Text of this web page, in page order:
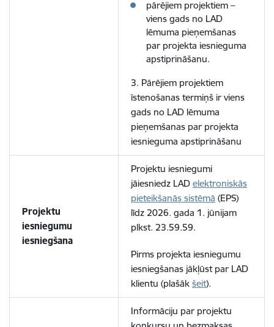
pārējiem projektiem –
viens gads no LAD
lēmuma pieņemšanas
par projekta iesnieguma
apstiprināšanu.
3. Pārējiem projektiem
īstenošanas termiņš ir viens
gads no LAD lēmuma
pieņemšanas par projekta
iesnieguma apstiprināšanu
Projektu
iesniegumu
iesniegšana
Projektu iesniegumi
jāiesniedz LAD elektroniskās
pieteikšanās sistēmā (EPS)
līdz 2026. gada 1. jūnijam
plkst. 23.59.59.
Pirms projekta iesniegumu
iesniegšanas jākļūst par LAD
klientu (plašāk šeit).
Informāciju par projektu